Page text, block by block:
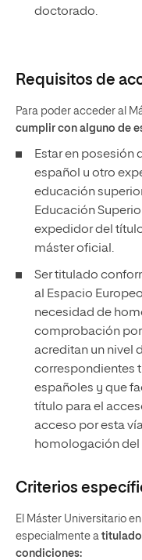
doctorado.
Requisitos de
Para poder acceder al
cumplir con alguno de
Estar en posesión
español u otro
educación
Educación
expedidor del
máster oficial.
Ser titulado
al Espacio
necesidad de
comprobación por
acreditan un nivel
correspondientes
españoles y que
título para el
acceso por esta
homologación del
Criterios
El Máster Universitario
especialmente a
condiciones: